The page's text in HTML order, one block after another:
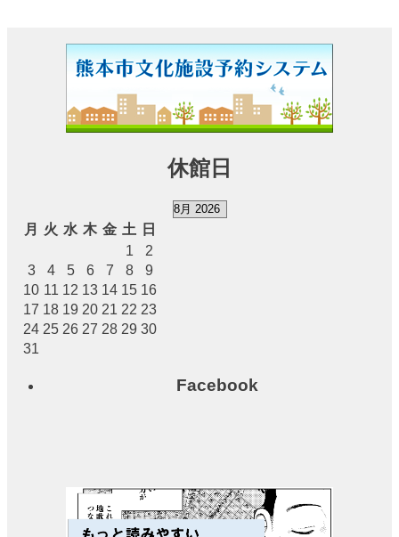
ビュ
ー
大会
中小
室
展示
施設ご利用に
休館日
月 火 水 木 金 土
日
1
2
3
4 5 6 7 8
9
10 11 12 13 14 15 16
17 18 19 20 21 22 23
24 25 26 27 28 29 30
31
Facebook